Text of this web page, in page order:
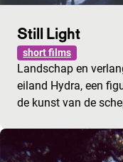
Still Light
short films
Landschap en
eiland Hydra, een
de kunst van de